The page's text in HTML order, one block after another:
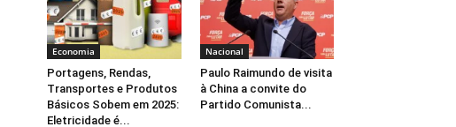
Economia
Portagens, Rendas,
Transportes e Produtos
Básicos Sobem em 2025:
Eletricidade é...
Nacional
Paulo Raimundo de visita
à China a convite do
Partido Comunista...